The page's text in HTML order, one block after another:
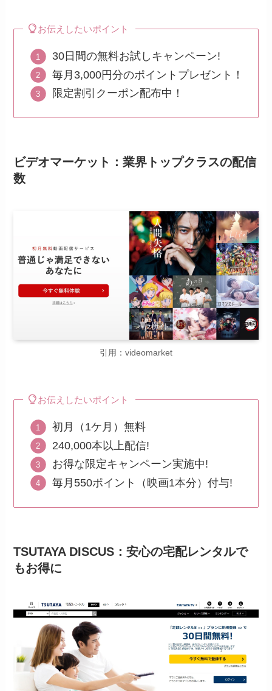
お伝えしたいポイント
30日間の無料お試しキャンペーン!
毎月3,000円分のポイントプレゼント！
限定割引クーポン配布中！
ビデオマーケット：業界トップクラスの配信
数
引用：videomarket
お伝えしたいポイント
初月（1ケ月）無料
240,000本以上配信!
お得な限定キャンペーン実施中!
毎月550ポイント（映画1本分）付与!
TSUTAYA DISCUS：安心の宅配レンタルで
もお得に